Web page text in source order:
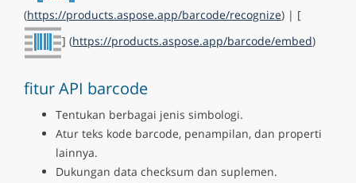
(https://products.aspose.app/barcode/recognize) | [
] (https://products.aspose.app/barcode/embed)
fitur API barcode
Tentukan berbagai jenis simbologi.
Atur teks kode barcode, penampilan, dan properti
lainnya.
Dukungan data checksum dan suplemen.